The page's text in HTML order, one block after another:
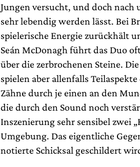
Jungen versucht, und doch
sehr lebendig werden lässt. Bei
spielerische Energie zurückhält
Seán McDonagh führt das Duo
über die zerbrochenen Steine.
spielen aber allenfalls
Zähne durch je einen an den
die durch den Sound noch
Inszenierung sehr sensibel zwei
Umgebung. Das eigentliche
notierte Schicksal geschildert